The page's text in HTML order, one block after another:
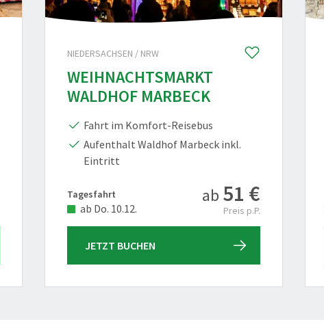
NIEDERSACHSEN / NRW
WEIHNACHTSMARKT
WALDHOF MARBECK
Fahrt im Komfort-Reisebus
Aufenthalt Waldhof Marbeck inkl.
Eintritt
Tagesfahrt
ab Do. 10.12.
ab 51 €
Preis p.P.
JETZT BUCHEN